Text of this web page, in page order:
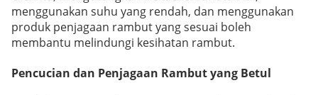
menggunakan suhu yang rendah, dan menggunakan
produk penjagaan rambut yang sesuai boleh
membantu melindungi kesihatan rambut.
Pencucian dan Penjagaan Rambut yang Betul